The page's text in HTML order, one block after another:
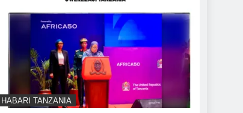
HABARI TANZANIA